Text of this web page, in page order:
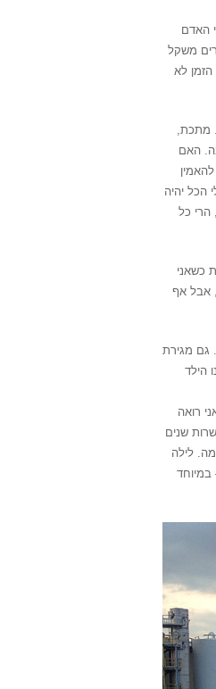
האדם
משקל
לא
מתכת,
האם
הכל יהיה
הרי כל
כשאני
אבל אף
גם מגירת
הילד
רואה
שנים
לילה